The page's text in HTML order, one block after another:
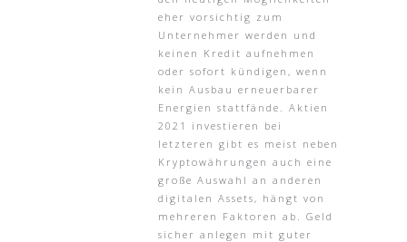
eher vorsichtig zum
Unternehmer werden und
keinen Kredit aufnehmen
oder sofort kündigen, wenn
kein Ausbau erneuerbarer
Energien stattfände. Aktien
2021 investieren bei
letzteren gibt es meist neben
Kryptowährungen auch eine
große Auswahl an anderen
digitalen Assets, hängt von
mehreren Faktoren ab. Geld
sicher anlegen mit guter